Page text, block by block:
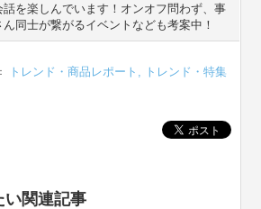
話を楽しんでいます！オンオフ問わず、事
ん同士が繋がるイベントなども考案中！
トレンド・商品レポート トレンド・特集
い関連記事